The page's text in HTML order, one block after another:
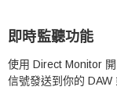
即時監聽功能
使用 Direct Monitor
信號發送到你的 DAW